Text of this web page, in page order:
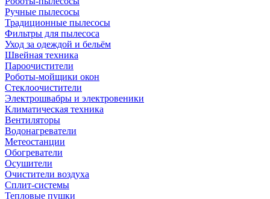
Ручные пылесосы
Традиционные пылесосы
Фильтры для пылесоса
Уход за одеждой и бельём
Швейная техника
Пароочистители
Роботы-мойщики окон
Стеклоочистители
Электрошвабры и электровеники
Климатическая техника
Вентиляторы
Водонагреватели
Метеостанции
Обогреватели
Осушители
Очистители воздуха
Сплит-системы
Тепловые пушки